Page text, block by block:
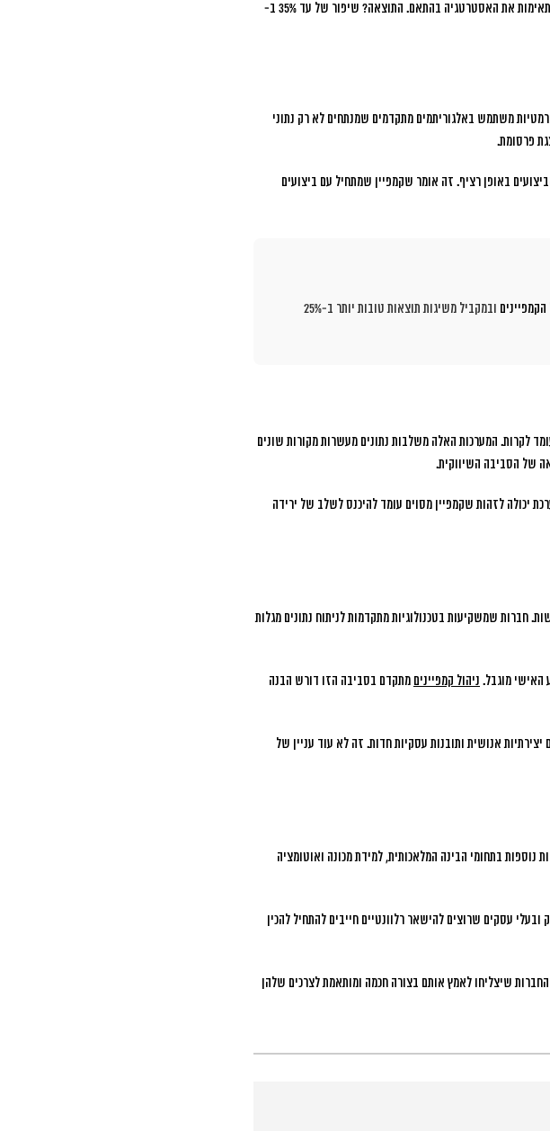
את האסטרטגיה בהתאם. התוצאה?
שיפור של עד 35% ב-
משתמש באלגוריתמים מתקדמים שמנתחים לא רק נתוני
פרסומת.
באופן רציף. זה אומר שקמפיין שמתחיל עם ביצועים
ובמקביל משיגות תוצאות טובות יותר ב-25%
לקרות. המערכות האלה משלבות נתונים מעשרות מקורות שונים
של הסביבה השיווקית.
יכולה לזהות שקמפיין מסוים עומד להיכנס לשלב של ירידה
חברות שמשקיעות בטכנולוגיות מתקדמות לניתוח נתונים מגלות
האישי מוגבל. ניהול קמפיינים מתקדם בסביבה הזו דורש הבנה
אנושית ותובנות עסקיות חדות. זה לא עוד עניין של
נוספות בתחומי הבינה המלאכותית, למידת מכונה ואוטומציה
עסקים שרוצים להישאר רלוונטיים חייבים להתחיל להכין
שיצליחו לאמץ אותם בצורה חכמה ומותאמת לצרכים שלהן